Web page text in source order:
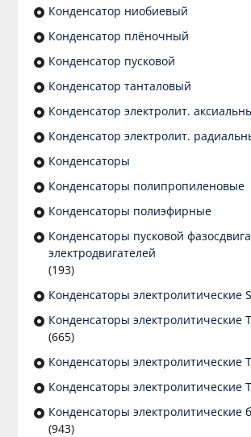
Конденсатор ниобиевый
Конденсатор плёночный
Конденсатор пусковой
Конденсатор танталовый
Конденсатор электролит.
Конденсатор электролит.
Конденсаторы
Конденсаторы полипропиленовые
Конденсаторы полиэфирные
Конденсаторы пусковой
электродвигателей
(193)
Конденсаторы электролитические
Конденсаторы электролитические
(665)
Конденсаторы электролитические
Конденсаторы электролитические
Конденсаторы электролитические
(943)